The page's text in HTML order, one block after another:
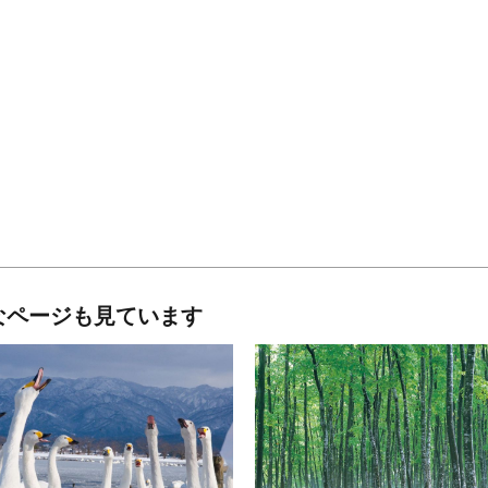
ージも見ています